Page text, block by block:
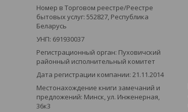
Номер в Торговом реестре/Реестре
бытовых услуг: 552827, Республика
Беларусь
УНП: 691930037
Регистрационный орган: Пуховичский
районный исполнительный комитет
Дата регистрации компании: 21.11.2014
Местонахождение книги замечаний и
предложений: Минск, ул. Инженерная,
36к3